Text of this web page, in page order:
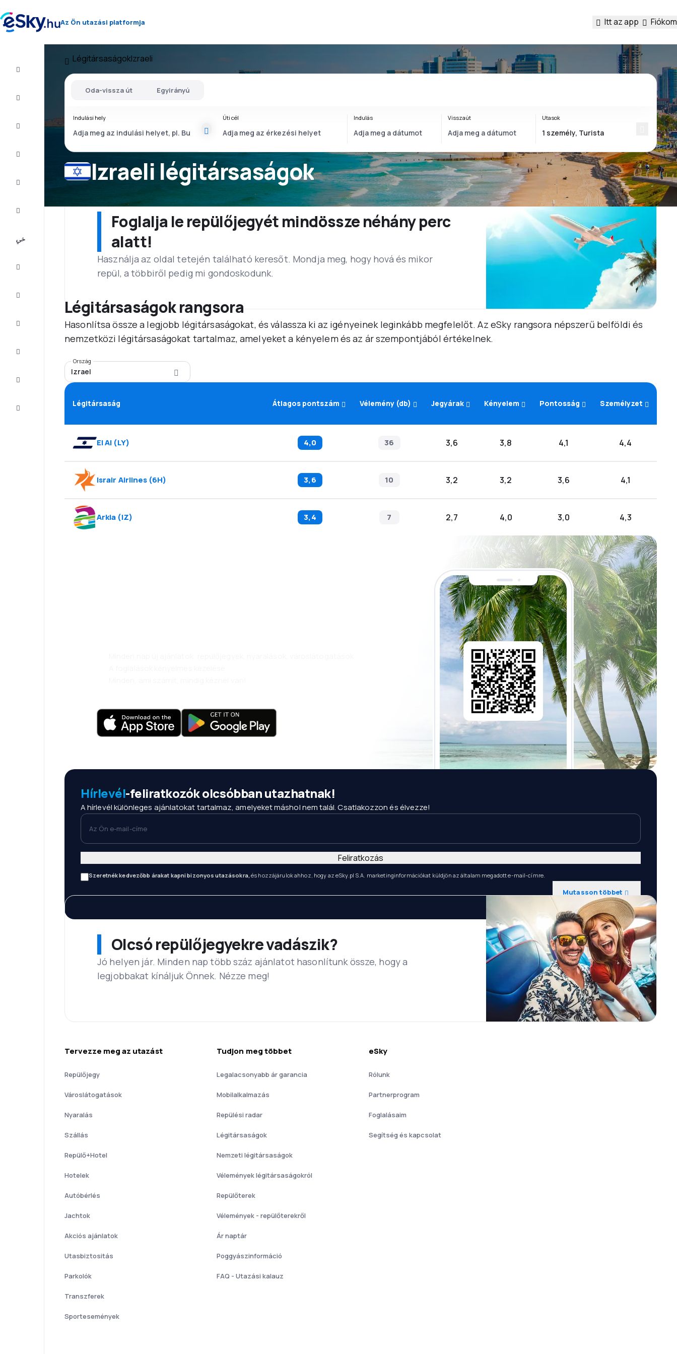
Az Ön utazási platformja Itt az app Fiókom
Nyaralás
LégitársaságokIzraeli
Izraeli légitársaságok
Oda-vissza út Egyirányú
Indulási hely Úti cél Indulás Visszaút Utasok
Foglalja le repülőjegyét mindössze néhány perc
alatt!
Használja az oldal tetején található keresőt. Mondja meg, hogy hová és mikor
repül, a többiről pedig mi gondoskodunk.
Légitársaságok rangsora
Hasonlítsa össze a legjobb légitársaságokat, és válassza ki az igényeinek leginkább megfelelőt. Az eSky rangsora népszerű belföldi és
nemzetközi légitársaságokat tartalmaz, amelyeket a kényelem és az ár szempontjából értékelnek.
Ország
Izrael
Légitársaság Átlagos pontszám Vélemény (db) Jegyárak Kényelem Pontosság Személyzet
El Al (LY) 4,0 36 3,6 3,8 4,1 4,4
Israir Airlines (6H) 3,6 10 3,2 3,2 3,6 4,1
Arkia (IZ) 3,4 7 2,7 4,0 3,0 4,3
Hírlevél-feliratkozók olcsóbban utazhatnak!
A hírlevél különleges ajánlatokat tartalmaz, amelyeket máshol nem talál. Csatlakozzon és élvezze!
Az Ön e-mail-címe
Szeretnék kedvezőbb árakat kapni bizonyos utazásokra, és hozzájárulok ahhoz, hogy az eSky.pl S.A. marketinginformációkat küldjön az általam megadott e-mail-címre.
Mutasson többet
Feliratkozás
Olcsó repülőjegyekre vadászik?
Jó helyen jár. Minden nap több száz ajánlatot hasonlítunk össze, hogy a
legjobbakat kínáljuk Önnek. Nézze meg!
Tervezze meg az utazást
Repülőjegy
Városlátogatások
Nyaralás
Szállás
Repülő+Hotel
Hotelek
Autóbérlés
Jachtok
Akciós ajánlatok
Utasbiztositás
Parkolók
Transzferek
Sportesemények
Tudjon meg többet
Legalacsonyabb ár garancia
Mobilalkalmazás
Repülési radar
Légitársaságok
Nemzeti légitársaságok
Vélemények légitársaságokról
Repülőterek
Vélemények - repülőterekről
Ár naptár
Poggyászinformáció
FAQ - Utazási kalauz
eSky
Rólunk
Partnerprogram
Foglalásaim
Segítség és kapcsolat